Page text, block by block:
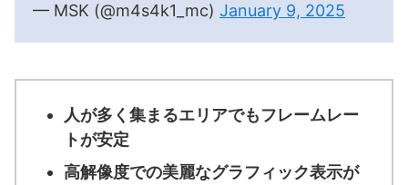
— MSK (@m4s4k1_mc) January 9, 2025
人が多く集まるエリアでもフレームレー
トが安定
高解像度での美麗なグラフィック表示が